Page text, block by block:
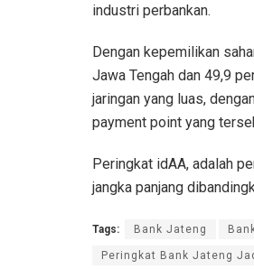
industri perbankan.
Dengan kepemilikan
Jawa Tengah dan 49,9
jaringan yang luas,
payment point yang
Peringkat idAA, adalah
jangka panjang
Tags: Bank Jateng
Peringkat Bank Jateng